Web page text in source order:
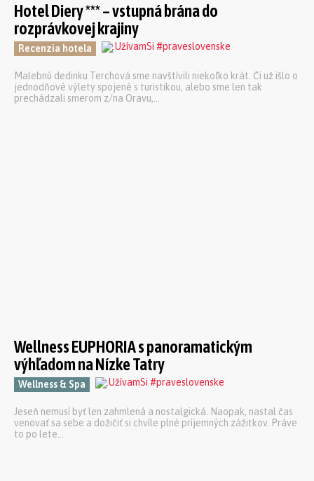
Hotel Diery *** – vstupná brána do
rozprávkovej krajiny
Recenzia hotela
Malebnú dedinku Terchová sme navštívili niekoľko krát. Či už išlo o
jednodňové výlety spojené s turistikou, alebo sme len tak
prechádzali smerom z/na Oravu,...
Wellness EUPHORIA s panoramatickým
výhľadom na Nízke Tatry
Wellness & Spa
Jeseň nemusí byť len zahmlená a nostalgická. Naopak, nastal čas
venovať sa sebe a dožičiť si chvíle plné príjemných zážitkov. Práve
to po lete...